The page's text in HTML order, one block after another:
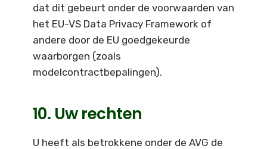
dat dit gebeurt onder de voorwaarden van
het EU-VS Data Privacy Framework of
andere door de EU goedgekeurde
waarborgen (zoals
modelcontractbepalingen).
10. Uw rechten
U heeft als betrokkene onder de AVG de